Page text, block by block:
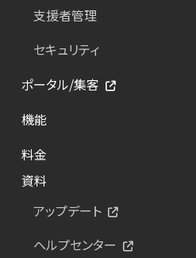
支援者管理
セキュリティ
ポータル/集客
機能
料金
資料
アップデート
ヘルプセンター